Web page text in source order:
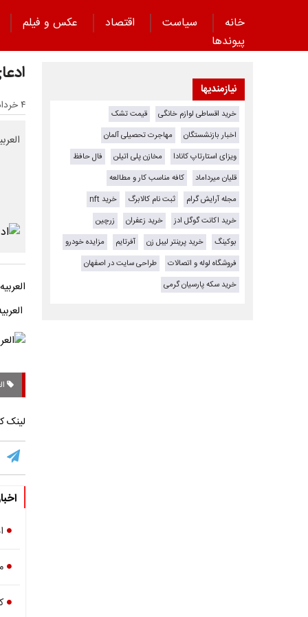
خانه سیاست اقتصاد عکس و فیلم
پیوند‌ها
ادعای
۴ خرداد ۱۴۰۵ - ۱۱:۰۴
العربیه
العربیه
لینک
نیازمندیها
خرید اقساطی لوازم خانگی
قیمت تشک
اخبار بازنشستگان
مهاجرت تحصیلی آلمان
ویزای استارتاپ کانادا
مخازن پلی اتیلن
فال حافظ
قلیان میرداماد
کافه مناسب کار و مطالعه
مجله آرایش گرام
ثبت نام کالابرگ
خرید nft
خرید اکانت گوگل ادز
خرید زعفران
زرچین
بوکینگ
خرید پرینتر لیبل زن آفرتایم
مزایده خودرو
فروشگاه لوله و اتصالات
طراحی سایت در اصفهان
خرید سکه پارسیان گرمی